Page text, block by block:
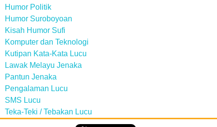
Humor Politik
Humor Suroboyoan
Kisah Humor Sufi
Komputer dan Teknologi
Kutipan Kata-Kata Lucu
Lawak Melayu Jenaka
Pantun Jenaka
Pengalaman Lucu
SMS Lucu
Teka-Teki / Tebakan Lucu